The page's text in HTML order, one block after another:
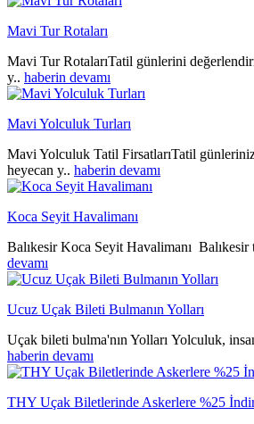
Mavi Tur Rotaları
Mavi Tur RotalarıTatil günlerini
y.. haberin devamı
Mavi Yolculuk Turları
Mavi Yolculuk Tatil FirsatlarıTatil
heyecan y.. haberin devamı
Koca Seyit Havalimanı
Balıkesir Koca Seyit Havalimanı
devamı
Ucuz Uçak Bileti Bulmanın Yolları
Uçak bileti bulma'nın Yolları Yolculuk,
haberin devamı
THY Uçak Biletlerinde Askerlere %25